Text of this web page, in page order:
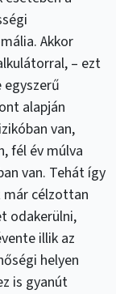
Akkor
– ezt
alapján
van,
fél év múlva
van. Tehát így
már célzottan
odakerülni,
illik az
helyen
is gyanút